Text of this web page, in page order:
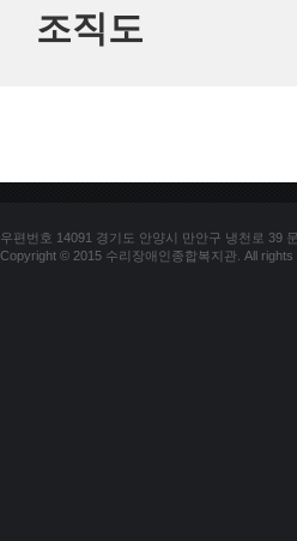
조직도
우편번호 14091 경기도 안양시 만안구 냉천로 39
Copyright © 2015 수리장애인종합복지관. All rights